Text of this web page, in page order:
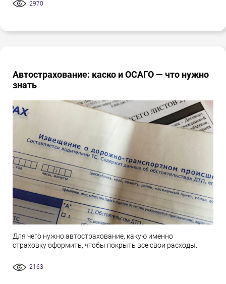
2970
Автострахование: каско и ОСАГО — что нужно
знать
Для чего нужно автострахование, какую именно
страховку оформить, чтобы покрыть все свои расходы.
2163